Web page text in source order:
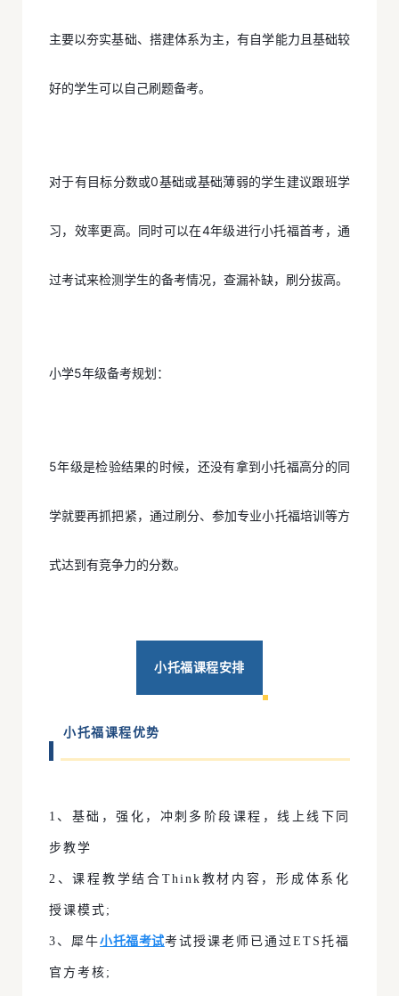
主要以夯实基础、搭建体系为主，有自学能力且基础较
好的学生可以自己刷题备考。
对于有目标分数或0基础或基础薄弱的学生建议跟班学
习，效率更高。同时可以在4年级进行小托福首考，通
过考试来检测学生的备考情况，查漏补缺，刷分拔高。
小学5年级备考规划：
5年级是检验结果的时候，还没有拿到小托福高分的同
学就要再抓把紧，通过刷分、参加专业小托福培训等方
式达到有竞争力的分数。
小托福课程安排
小托福课程优势
1、基础，强化，冲刺多阶段课程，线上线下同
步教学
2、课程教学结合Think教材内容，形成体系化
授课模式;
3、犀牛小托福考试考试授课老师已通过ETS托福
官方考核;